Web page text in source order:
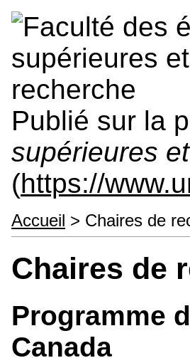
Publié sur la
supérieures
(https://
Accueil > Chaires de
Chaires de
Programme
Canada